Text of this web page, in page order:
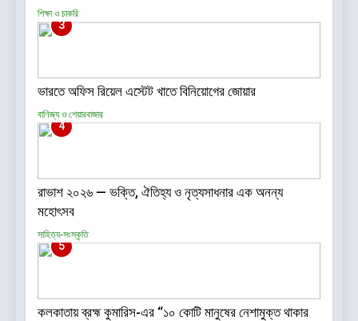
শিক্ষা ও চাকরি
3
ভারতে অফিস রিয়েল এস্টেট খাতে বিনিয়োগের জোয়ার
বাণিজ্য ও শেয়ারবাজার
4
রাভাশ ২০২৬ — ভক্তি, ঐতিহ্য ও নৃত্যসাধনার এক অনন্য
মহোৎসব
সাহিত্য-সংস্কৃতি
5
কলকাতায় ব্রহ্ম কুমারিস-এর “১০ কোটি মানুষের নেশামুক্ত থাকার